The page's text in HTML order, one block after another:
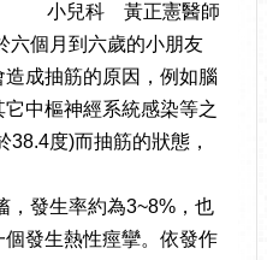
小兒科 黃正憲醫師
個月到六歲的小朋友
成抽筋的原因，例如腦
中樞神經系統感染等之
度)而抽筋的狀態，
發生率約為3~8%，也
發生熱性痙攣。依發作